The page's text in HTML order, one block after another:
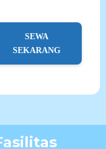
SEWA
SEKARANG